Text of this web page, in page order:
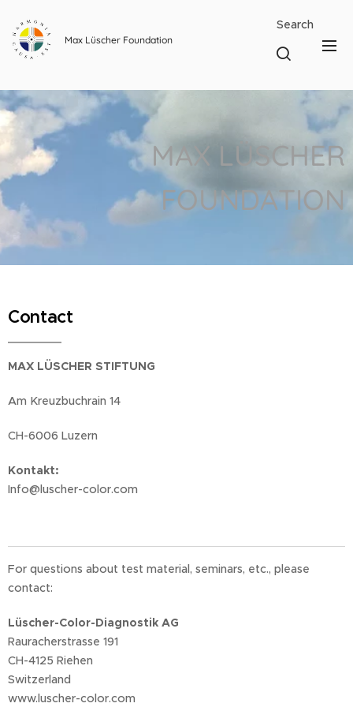
Max Lüscher Foundation
Search
MAX LÜSCHER
FOUNDATION
Contact
MAX LÜSCHER STIFTUNG
Am Kreuzbuchrain 14
CH-6006 Luzern
Kontakt:
Info@luscher-color.com
For questions about test material, seminars, etc., please
contact:
Lüscher-Color-Diagnostik AG
Rauracherstrasse 191
CH-4125 Riehen
Switzerland
www.luscher-color.com